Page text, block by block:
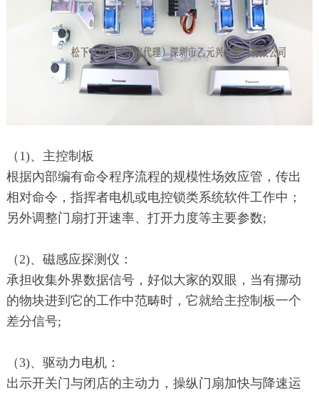
（1)、主控制板
根据內部编有命令程序流程的规模性场效应管，传出
相对命令，指挥者电机或电控锁类系统软件工作中；
另外调整门扇打开速率、打开力度等主要参数;
（2)、磁感应探测仪：
承担收集外界数据信号，好似大家的双眼，当有挪动
的物块进到它的工作中范畴时，它就给主控制板一个
差分信号;
（3)、驱动力电机：
出示开关门与闭店的主动力，操纵门扇加快与降速运